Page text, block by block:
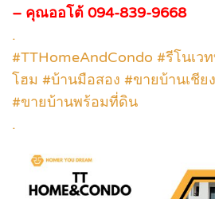
– คุณออโต้ 094-839-9668
.
#TTHomeAndCondo #รีโนเว
โฮม #บ้านมือสอง #ขายบ้านเชีย
#ขายบ้านพร้อมที่ดิน
.